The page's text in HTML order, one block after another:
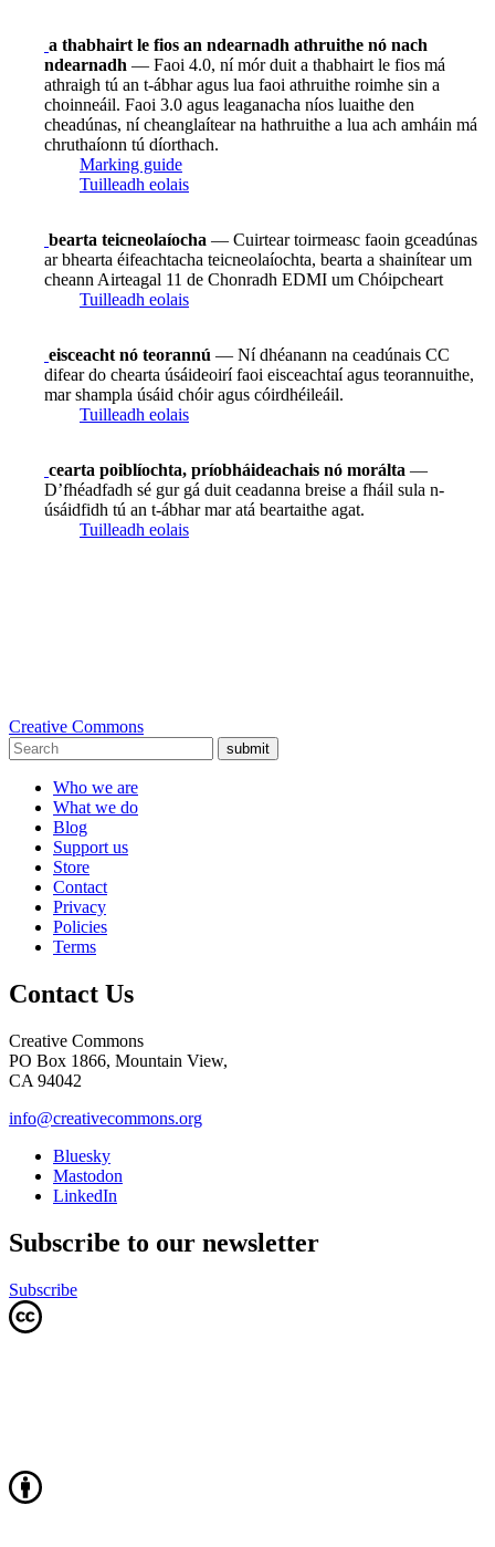
a thabhairt le fios an ndearnadh athruithe nó nach
ndearnadh — Faoi 4.0, ní mór duit a thabhairt le fios má
athraigh tú an t-ábhar agus lua faoi athruithe roimhe sin a
choinneáil. Faoi 3.0 agus leaganacha níos luaithe den
cheadúnas, ní cheanglaítear na hathruithe a lua ach amháin má
chruthaíonn tú díorthach.
Marking guide
Tuilleadh eolais
bearta teicneolaíocha — Cuirtear toirmeasc faoin gceadúnas
ar bhearta éifeachtacha teicneolaíochta, bearta a shainítear um
cheann Airteagal 11 de Chonradh EDMI um Chóipcheart
Tuilleadh eolais
eisceacht nó teorannú — Ní dhéanann na ceadúnais CC
difear do chearta úsáideoirí faoi eisceachtaí agus teorannuithe,
mar shampla úsáid chóir agus cóirdhéileáil.
Tuilleadh eolais
cearta poiblíochta, príobháideachais nó morálta —
D’fhéadfadh sé gur gá duit ceadanna breise a fháil sula n-
úsáidfidh tú an t-ábhar mar atá beartaithe agat.
Tuilleadh eolais
Creative Commons
submit
Who we are
What we do
Blog
Support us
Store
Contact
Privacy
Policies
Terms
Contact Us
Creative Commons
PO Box 1866, Mountain View,
CA 94042
info@creativecommons.org
Bluesky
Mastodon
LinkedIn
Subscribe to our newsletter
Subscribe